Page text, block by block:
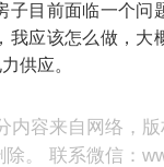
目前面临一个问
应该怎么做，大
供应。
容来自网络，
。 联系微信：